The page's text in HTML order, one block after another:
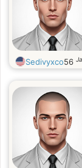
Sedivyxco56